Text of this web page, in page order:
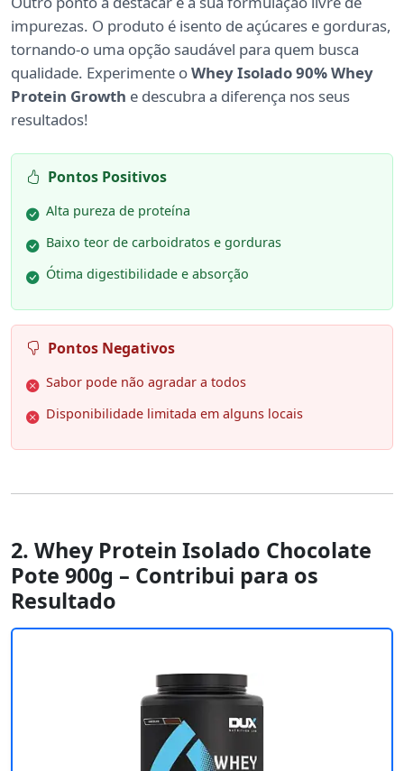
impurezas. O produto é isento de açúcares e gorduras,
tornando-o uma opção saudável para quem busca
qualidade. Experimente oWhey Isolado 90% Whey
Protein Growth e descubra a diferença nos seus
resultados!
Pontos Positivos
Alta pureza de proteína
Baixo teor de carboidratos e gorduras
Ótima digestibilidade e absorção
Pontos Negativos
Sabor pode não agradar a todos
Disponibilidade limitada em alguns locais
2. Whey Protein Isolado Chocolate
Pote 900g – Contribui para os
Resultado